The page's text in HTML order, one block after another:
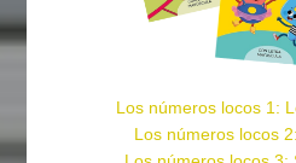
Los números locos 1:
Los números locos